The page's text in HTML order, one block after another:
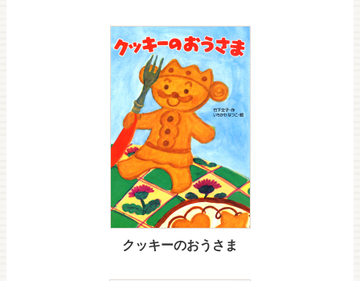
クッキーのおうさま